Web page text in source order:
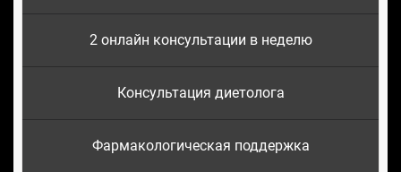
2 онлайн консультации в неделю
Консультация диетолога
Фармакологическая поддержка